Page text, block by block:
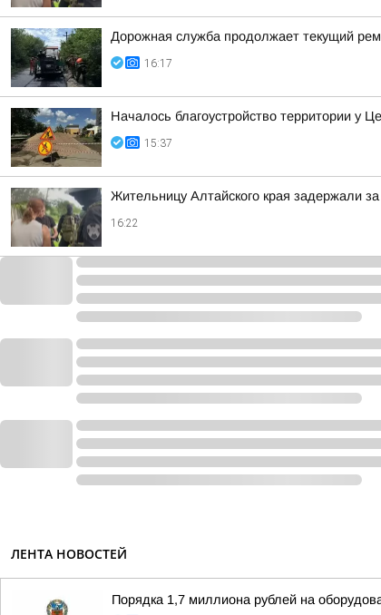
Дорожная служба продолжает текущий
16:17
Началось благоустройство территории у
15:37
Жительницу Алтайского края задержали
16:22
ЛЕНТА НОВОСТЕЙ
Порядка 1,7 миллиона рублей на